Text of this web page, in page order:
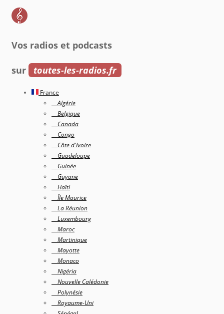
Vos radios et podcasts
sur toutes-les-radios.fr
France
Algérie
Belgique
Canada
Congo
Côte d'Ivoire
Guadeloupe
Guinée
Guyane
Haîti
Île Maurice
La Réunion
Luxembourg
Maroc
Martinique
Mayotte
Monaco
Nigéria
Nouvelle Calédonie
Polynésie
Royaume-Uni